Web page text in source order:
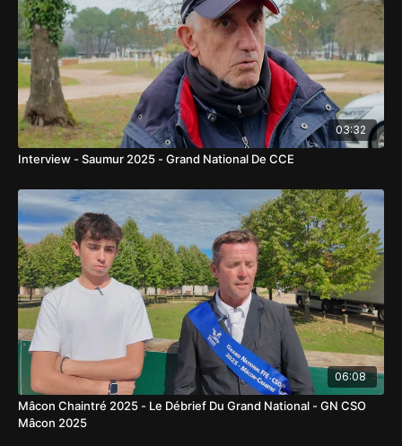
03:32
Interview - Saumur 2025 - Grand National De CCE
06:08
Mâcon Chaintré 2025 - Le Débrief Du Grand National - GN CSO
Mâcon 2025